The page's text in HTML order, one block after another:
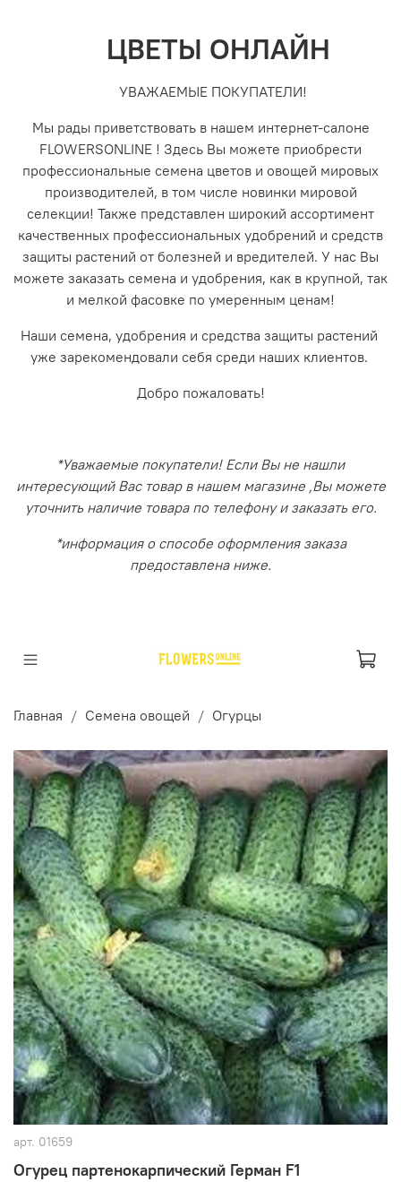
ЦВЕТЫ ОНЛАЙН
УВАЖАЕМЫЕ ПОКУПАТЕЛИ!
Мы рады приветствовать в нашем интернет-салоне
FLOWERSONLINE ! Здесь Вы можете приобрести
профессиональные семена цветов и овощей мировых
производителей, в том числе новинки мировой
селекции! Также представлен широкий ассортимент
качественных профессиональных удобрений и средств
защиты растений от болезней и вредителей. У нас Вы
можете заказать семена и удобрения, как в крупной, так
и мелкой фасовке по умеренным ценам!
Наши семена, удобрения и средства защиты растений
уже зарекомендовали себя среди наших клиентов.
Добро пожаловать!
*Уважаемые покупатели! Если Вы не нашли
интересующий Вас товар в нашем магазине ,Вы можете
уточнить наличие товара по телефону и заказать его.
*информация о способе оформления заказа
предоставлена ниже.
Главная Семена овощей Огурцы
арт. 01659
Огурец партенокарпический Герман F1